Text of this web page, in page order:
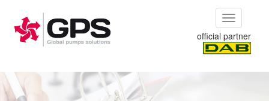
Toggle
navigation
official partner